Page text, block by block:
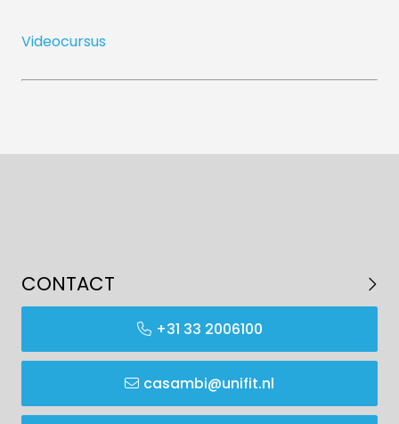
Videocursus
CONTACT
+31 33 2006100
casambi@unifit.nl